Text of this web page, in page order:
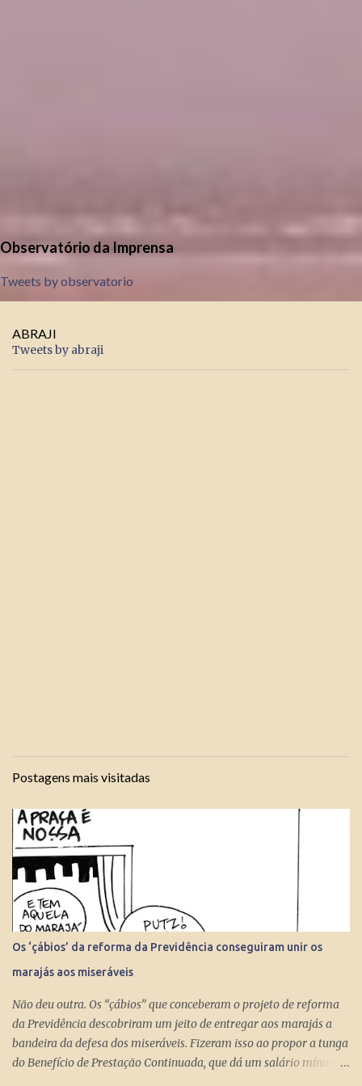
Observatório da Imprensa
Tweets by observatorio
ABRAJI
Tweets by abraji
Postagens mais visitadas
Os ‘çábios’ da reforma da Previdência conseguiram unir os
marajás aos miseráveis
Não deu outra. Os “çábios” que conceberam o projeto de reforma
da Previdência descobriram um jeito de entregar aos marajás a
bandeira da defesa dos miseráveis. Fizeram isso ao propor a tunga
do Benefício de Prestação Continuada, que dá um salário mínimo